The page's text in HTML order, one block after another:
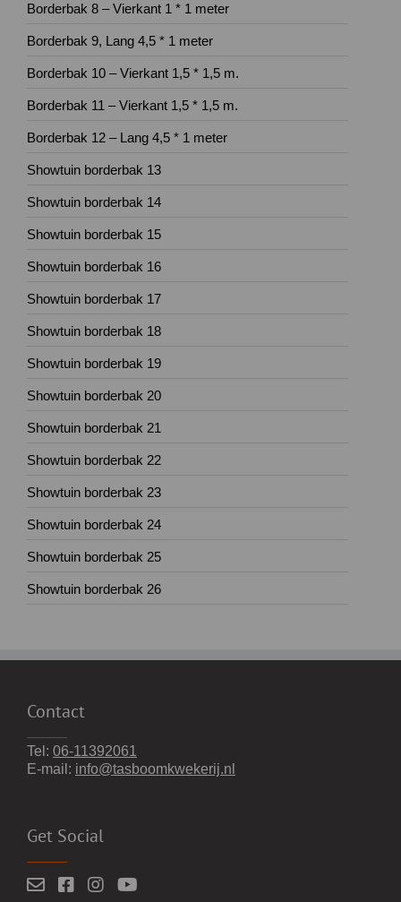
Borderbak 8 – Vierkant 1 * 1 meter
Borderbak 9, Lang 4,5 * 1 meter
Borderbak 10 – Vierkant 1,5 * 1,5 m.
Borderbak 11 – Vierkant 1,5 * 1,5 m.
Borderbak 12 – Lang 4,5 * 1 meter
Showtuin borderbak 13
Showtuin borderbak 14
Showtuin borderbak 15
Showtuin borderbak 16
Showtuin borderbak 17
Showtuin borderbak 18
Showtuin borderbak 19
Showtuin borderbak 20
Showtuin borderbak 21
Showtuin borderbak 22
Showtuin borderbak 23
Showtuin borderbak 24
Showtuin borderbak 25
Showtuin borderbak 26
Contact
Tel: 06-11392061
E-mail: info@tasboomkwekerij.nl
Get Social